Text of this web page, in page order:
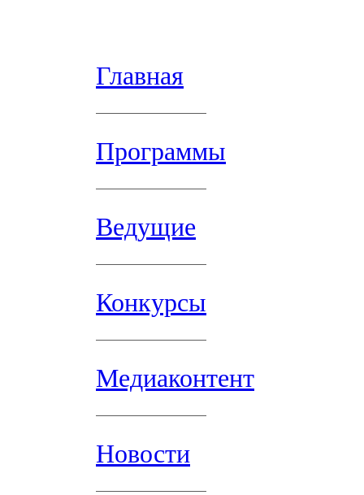
Главная
Программы
Ведущие
Конкурсы
Медиаконтент
Новости